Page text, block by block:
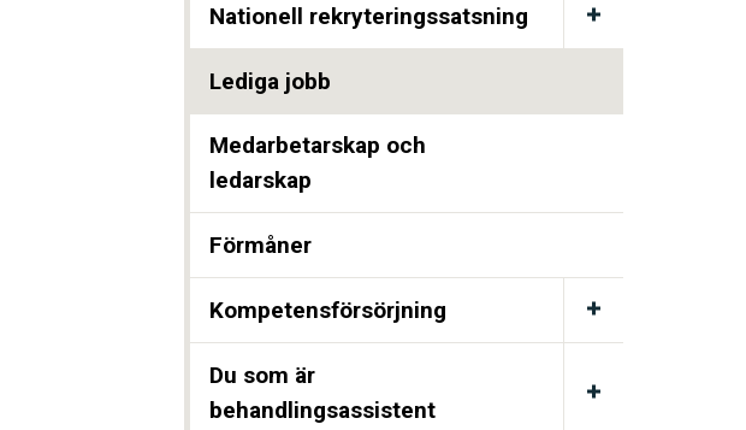
Nationell rekryteringssatsning
Lediga jobb
Medarbetarskap och
ledarskap
Förmåner
Kompetensförsörjning
Du som är
behandlingsassistent